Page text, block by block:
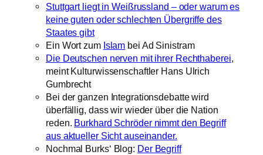
Stuttgart liegt in Weißrussland – oder warum es
keine guten oder schlechten Übergriffe des
Staates gibt
Ein Wort zum Islam bei Ad Sinistram
Die Deutschen nerven mit ihrer Rechthaberei,
meint Kulturwissenschaftler Hans Ulrich
Gumbrecht
Bei der ganzen Integrationsdebatte wird
überfällig, dass wir wieder über die Nation
reden. Burkhard Schröder nimmt den Begriff
aus aktueller Sicht auseinander.
Nochmal Burks‘ Blog: Der Begriff